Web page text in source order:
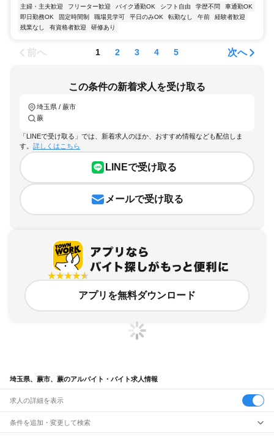
主婦・主夫歓迎
フリーター歓迎 バイク通勤OK シフト自由 学歴不問
車通勤OK
即日勤務OK
固定時間制 職場見学可 平日のみOK 転勤なし 午前
経験者歓迎
残業なし
有資格者歓迎 研修あり
前へ 1 2 3 4 5 次へ
この条件の新着求人を受け取る
埼玉県 / 蕨市
蕨
「LINEで受け取る」では、新着求人のほか、おすすめ情報なども配信しま
す。 詳しくはこちら
LINEで受け取る
メールで受け取る
アプリを無料ダウンロード
埼玉県、蕨市、蕨のアルバイト・バイト求人情報
求人の詳細を表示
条件を追加・変更して検索